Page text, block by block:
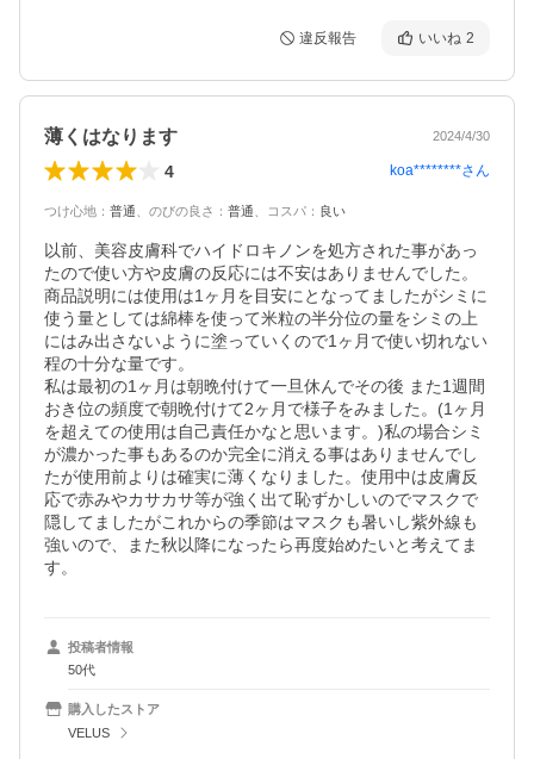
違反報告 いいね 2
薄くはなります 2024/4/30
4 koa********さん
つけ心地 ： 普通 のびの良さ ： 普通 コスパ ： 良い
以前、美容皮膚科でハイドロキノンを処方された事があっ
たので使い方や皮膚の反応には不安はありませんでした。
商品説明には使用は1ヶ月を目安にとなってましたがシミに
使う量としては綿棒を使って米粒の半分位の量をシミの上
にはみ出さないように塗っていくので1ヶ月で使い切れない
程の十分な量です。
私は最初の1ヶ月は朝晩付けて一旦休んでその後 また1週間
おき位の頻度で朝晩付けて2ヶ月で様子をみました。(1ヶ月
を超えての使用は自己責任かなと思います。)私の場合シミ
が濃かった事もあるのか完全に消える事はありませんでし
たが使用前よりは確実に薄くなりました。使用中は皮膚反
応で赤みやカサカサ等が強く出て恥ずかしいのでマスクで
隠してましたがこれからの季節はマスクも暑いし紫外線も
強いので、また秋以降になったら再度始めたいと考えてま
す。
投稿者情報
50代
購入したストア
VELUS